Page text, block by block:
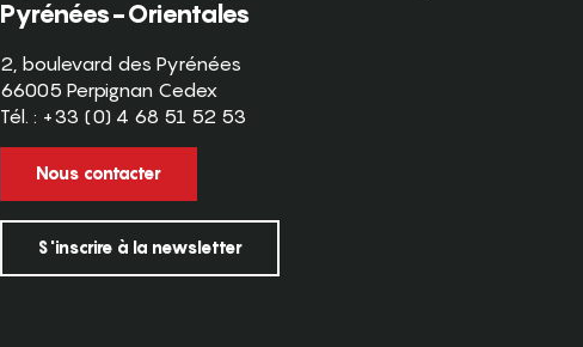
Pyrénées-Orientales
2, boulevard des Pyrénées
66005 Perpignan Cedex
Tél. : +33 (0) 4 68 51 52 53
Nous contacter
S'inscrire à la newsletter